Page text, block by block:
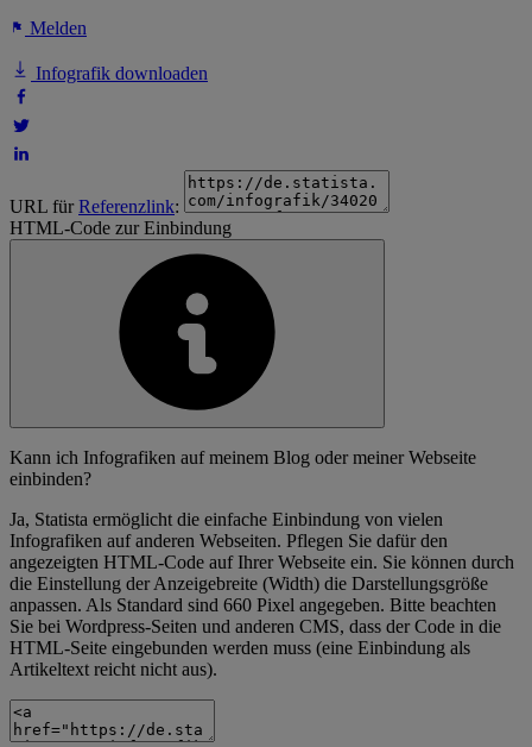
Melden
Infografik downloaden
URL fürReferenzlink:
HTML-Code zur Einbindung
Kann ich Infografiken auf meinem Blog oder meiner Webseite
einbinden?
Ja, Statista ermöglicht die einfache Einbindung von vielen
Infografiken auf anderen Webseiten. Pflegen Sie dafür den
angezeigten HTML-Code auf Ihrer Webseite ein. Sie können durch
die Einstellung der Anzeigebreite (Width) die Darstellungsgröße
anpassen. Als Standard sind 660 Pixel angegeben. Bitte beachten
Sie bei Wordpress-Seiten und anderen CMS, dass der Code in die
HTML-Seite eingebunden werden muss (eine Einbindung als
Artikeltext reicht nicht aus).